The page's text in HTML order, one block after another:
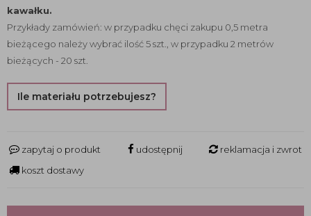
kawałku.
Przykłady zamówień: w przypadku chęci zakupu 0,5 metra
bieżącego należy wybrać ilość 5 szt., w przypadku 2 metrów
bieżących - 20 szt.
Ile materiału potrzebujesz?
zapytaj o produkt udostępnij
reklamacja i zwrot
koszt dostawy